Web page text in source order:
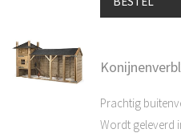
Prachtig
Wordt geleverd